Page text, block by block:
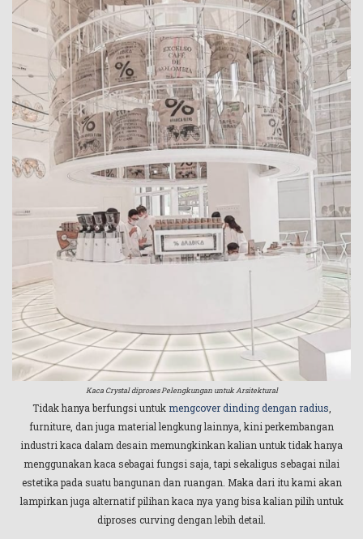
Kaca Crystal diproses Pelengkungan untuk Arsitektural
Tidak hanya berfungsi untuk mengcover dinding dengan radius
furniture, dan juga material lengkung lainnya, kini perkembangan
industri kaca dalam desain memungkinkan kalian untuk tidak hanya
menggunakan kaca sebagai fungsi saja, tapi sekaligus sebagai nilai
estetika pada suatu bangunan dan ruangan. Maka dari itu kami akan
lampirkan juga alternatif pilihan kaca nya yang bisa kalian pilih untuk
diproses curving dengan lebih detail.